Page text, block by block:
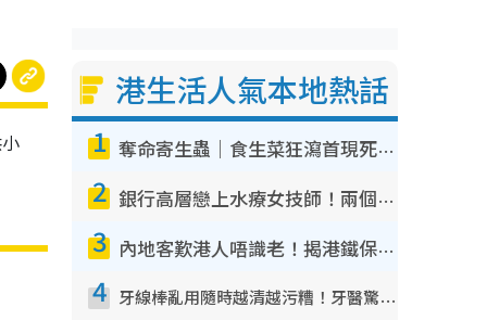
港生活人氣本地熱話
1 奪命寄生蟲｜食生菜狂瀉首現死者！疫潮惡化錄1.8萬宗病例 揭洗菜3大謬誤
2 銀行高層戀上水療女技師！兩個月借128萬驚覺「沉船」沉落火海 揭背後疑似邪教操控賣淫
3 內地客歎港人唔識老！揭港鐵保鮮級冷氣 港人求放過：咪投訴
4 牙線棒亂用隨時越清越污糟！牙醫驚揭盲目過戶細菌恐致蛀牙：呢種先係日常真保養